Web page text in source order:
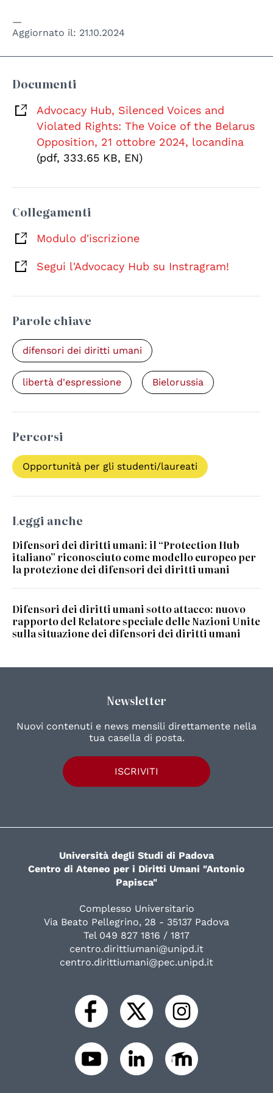
Aggiornato il: 21.10.2024
Documenti
Advocacy Hub, Silenced Voices and
Violated Rights: The Voice of the Belarus
Opposition, 21 ottobre 2024, locandina
(pdf, 333.65 KB, EN)
Collegamenti
Modulo d'iscrizione
Segui l'Advocacy Hub su Instragram!
Parole chiave
difensori dei diritti umani
libertà d'espressione Bielorussia
Percorsi
Opportunità per gli studenti/laureati
Leggi anche
Difensori dei diritti umani: il “Protection Hub
italiano” riconosciuto come modello europeo per
la protezione dei difensori dei diritti umani
Difensori dei diritti umani sotto attacco: nuovo
rapporto del Relatore speciale delle Nazioni Unite
sulla situazione dei difensori dei diritti umani
Newsletter
Nuovi contenuti e news mensili direttamente nella
tua casella di posta.
ISCRIVITI
Università degli Studi di Padova
Centro di Ateneo per i Diritti Umani "Antonio
Papisca"
Complesso Universitario
Via Beato Pellegrino, 28 - 35137 Padova
Tel 049 827 1816 / 1817
centro.dirittiumani@unipd.it
centro.dirittiumani@pec.unipd.it